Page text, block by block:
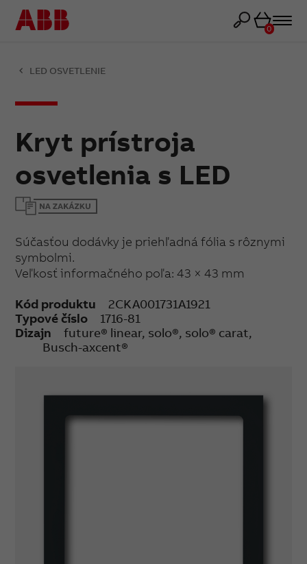
Košík
0
LED OSVETLENIE
Kryt prístroja
osvetlenia s LED
Súčasťou dodávky je priehľadná fólia s rôznymi
symbolmi.
Veľkosť informačného poľa: 43 × 43 mm
Kód produktu
2CKA001731A1921
Typové číslo
1716-81
Dizajn
future® linear, solo®, solo® carat,
Busch-axcent®